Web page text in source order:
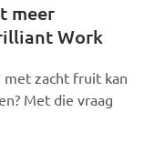
meer
Work
zacht fruit kan
Met die vraag